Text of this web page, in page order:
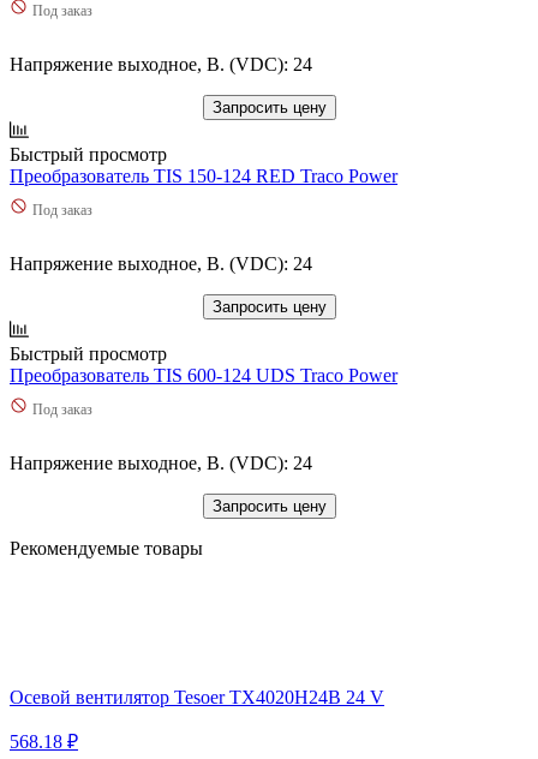
Под заказ
Напряжение выходное, В. (VDC): 24
Запросить цену
Быстрый просмотр
Преобразователь TIS 150-124 RED Traco Power
Под заказ
Напряжение выходное, В. (VDC): 24
Запросить цену
Быстрый просмотр
Преобразователь TIS 600-124 UDS Traco Power
Под заказ
Напряжение выходное, В. (VDC): 24
Запросить цену
Рекомендуемые товары
Осевой вентилятор Tesoer TX4020H24B 24 V
568.18 ₽